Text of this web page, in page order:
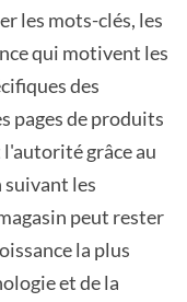
les mots-clés, les
qui motivent les
des
pages de produits
grâce au
suivant les
peut rester
la plus
et de la